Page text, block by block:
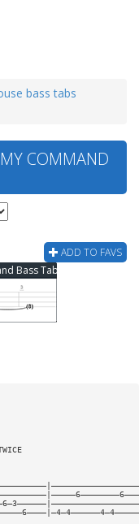
bass tabs
COMMAND
ADD TO FAVS
Bass Tab